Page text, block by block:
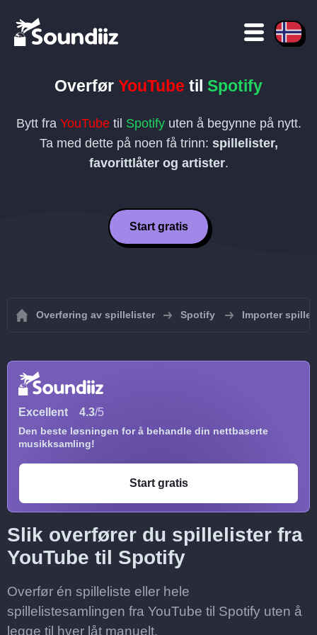
Overfør YouTube til Spotify
Bytt fra YouTubetil Spotifyuten å begynne på nytt.
Ta med dette på noen få trinn: spillelister,
favorittlåter og artister.
Start gratis
Overføring av spillelister Spotify Importer
Excellent 4.3/5
Den beste løsningen for å behandle din nettbaserte
musikksamling!
Start gratis
Slik overfører du spillelister fra
YouTube til Spotify
Overfør én spilleliste eller hele
spillelistesamlingen fra YouTube til Spotify uten å
legge til hver låt manuelt.